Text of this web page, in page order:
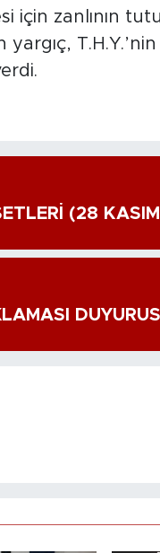
için zanlının
(28